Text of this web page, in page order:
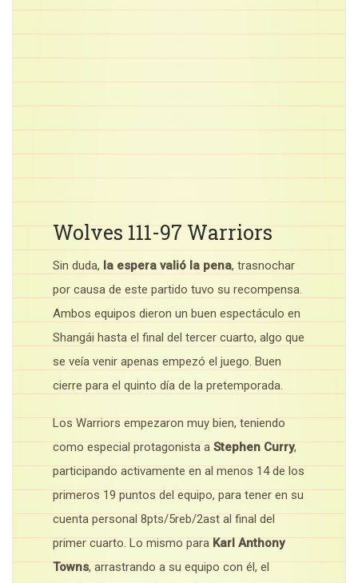
Wolves 111-97 Warriors
Sin duda, la espera valió la pena, trasnochar
por causa de este partido tuvo su recompensa.
Ambos equipos dieron un buen espectáculo en
Shangái hasta el final del tercer cuarto, algo que
se veía venir apenas empezó el juego. Buen
cierre para el quinto día de la pretemporada.
Los Warriors empezaron muy bien, teniendo
como especial protagonista a Stephen Curry,
participando activamente en al menos 14 de los
primeros 19 puntos del equipo, para tener en su
cuenta personal 8pts/5reb/2ast al final del
primer cuarto. Lo mismo para Karl Anthony
Towns, arrastrando a su equipo con él, el